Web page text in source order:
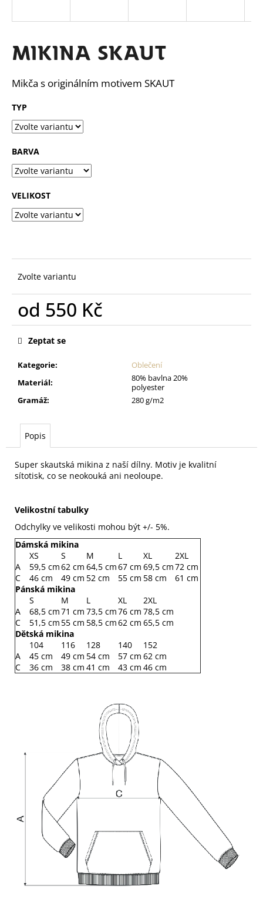
Mikina SKAUT
Mikča s originálním motivem SKAUT
TYP
BARVA
VELIKOST
Zvolte variantu
od 550 Kč
Měrná
Kategorie:
Oblečení
Materiál:
80% bavlna 20%
polyester
Gramáž: 280 g/m2
Zeptat se
Popis
Super skautská mikina z naší dílny. Motiv je kvalitní
sítotisk, co se neokouká ani neoloupe.
Velikostní tabulky
Odchylky ve velikosti mohou být +/- 5%.
Dámská mikina
XS
S M L XL
2XL
A
59,5 cm62 cm 64,5 cm67 cm 69,5 cm72 cm
C
46 cm 49 cm 52 cm 55 cm 58 cm
61 cm
Pánská mikina
S
M L XL
2XL
A
68,5 cm71 cm 73,5 cm76 cm 78,5 cm
C
51,5 cm 55 cm 58,5 cm62 cm 65,5 cm
Dětská mikina
104
116 128 140
152
A
45 cm 49 cm 54 cm 57 cm 62 cm
C
36 cm 38 cm 41 cm 43 cm 46 cm
í
t
?
HLEDAT